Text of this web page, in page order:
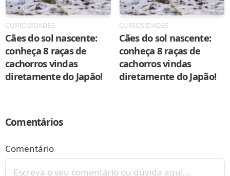
CURIOSIDADES
Cães do sol nascente:
conheça 8 raças de
cachorros vindas
diretamente do Japão!
CURIOSIDADES
Cães do sol nascente:
conheça 8 raças de
cachorros vindas
diretamente do Japão!
Comentários
Comentário